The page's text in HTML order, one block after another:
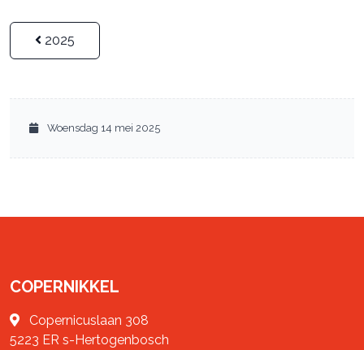
2025
Woensdag 14 mei 2025
COPERNIKKEL
Copernicuslaan 308
5223 ER s-Hertogenbosch